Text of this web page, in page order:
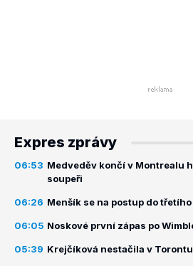
Expres zprávy
06:53 Medveděv končí v Montrealu
soupeři
06:26 Menšík se na postup do
06:05 Noskové první zápas po
05:39 Krejčíková nestačila v